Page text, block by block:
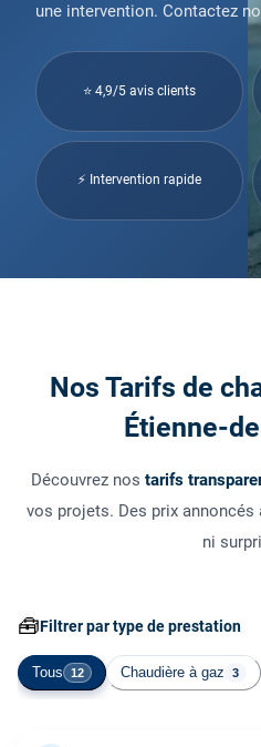
une intervention. Contactez
⭐ 4,9/5 avis clients
⚡ Intervention rapide
Nos Tarifs de
Étienne-
Découvrez nos tarifs
vos projets. Des prix
ni
🧰Filtrer par type de prestation
Tous 12 Chaudière à gaz 3